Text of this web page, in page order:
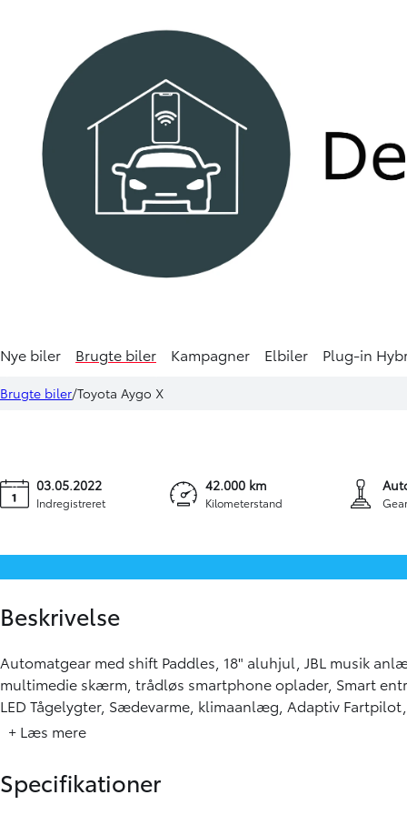
Nye biler Brugte biler Kampagner Elbiler Plug-in
Toyota Aygo X
1,0 VVT-I Envy 72HK 5d Aut.
Brugte biler Toyota Aygo X
Indregistreret
03.05.2022
Kilometerstand
42.000 km
Beskrivelse
Automatgear med shift Paddles, 18" aluhjul, JBL musik
multimedie skærm, trådløs smartphone oplader, Smart
LED Tågelygter, Sædevarme, klimaanlæg, Adaptiv Fartpilot,
+ Læs mere
Specifikationer